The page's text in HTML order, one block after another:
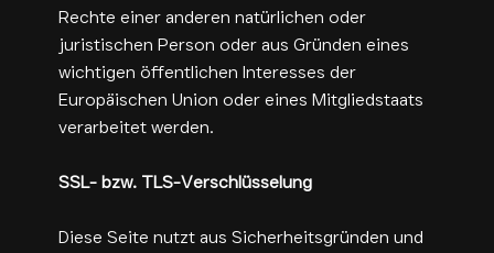
Rechte einer anderen natürlichen oder
juristischen Person oder aus Gründen eines
wichtigen öffentlichen Interesses der
Europäischen Union oder eines Mitgliedstaats
verarbeitet werden.
SSL- bzw. TLS-Verschlüsselung
Diese Seite nutzt aus Sicherheitsgründen und